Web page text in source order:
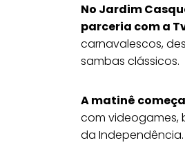
No Jardim
parceria com a
carnavalescos,
sambas clássicos.
A matinê começa
com videogames,
da Independência.